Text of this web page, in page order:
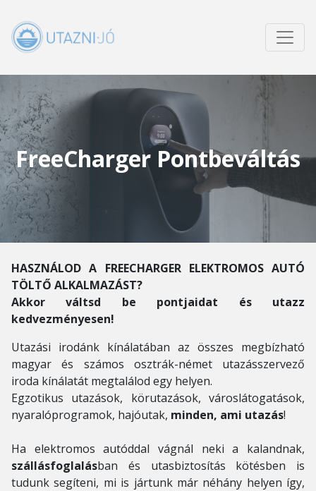
FreeCharger Pontbeváltás
HASZNÁLOD A FREECHARGER ELEKTROMOS AUTÓ
TÖLTŐ ALKALMAZÁST?
Akkor váltsd be pontjaidat és utazz
kedvezményesen!
Utazási irodánk kínálatában az összes megbízható
magyar és számos osztrák-német utazásszervező
iroda kínálatát megtalálod egy helyen.
Egzotikus utazások, körutazások, városlátogatások,
nyaralóprogramok, hajóutak, minden, ami utazás!
Ha elektromos autóddal vágnál neki a kalandnak,
szállásfoglalásban és utasbiztosítás kötésben is
tudunk segíteni, mi is jártunk már néhány helyen így,